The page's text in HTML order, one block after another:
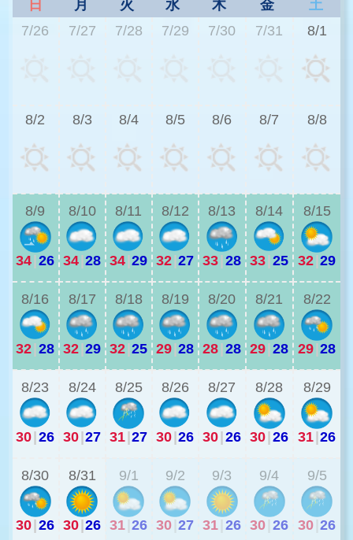
日 月 火 水 木 金
土
7/26
7/27 7/28 7/29 7/30 7/31 8/1
8/2 8/3 8/4 8/5 8/6 8/7 8/8
8/9
34 26
8/10
34 28
8/11
34 29
8/12
32 27
8/13
33 28
8/14
33 25
8/15
32 29
8/16
32 28
8/17
32 29
8/18
32 25
8/19
29 28
8/20
28 28
8/21
29 28
8/22
29 28
8/23
30 26
8/24
30 27
8/25
31 27
8/26
30 26
8/27
30 26
8/28
30 26
8/29
31 26
8/30
30 26
8/31
30 26
9/1
31 26
9/2
30 27
9/3
31 26
9/4
30 26
9/5
30 26